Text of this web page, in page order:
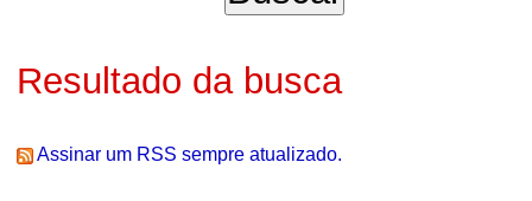
Resultado da busca
Assinar um RSS sempre atualizado.